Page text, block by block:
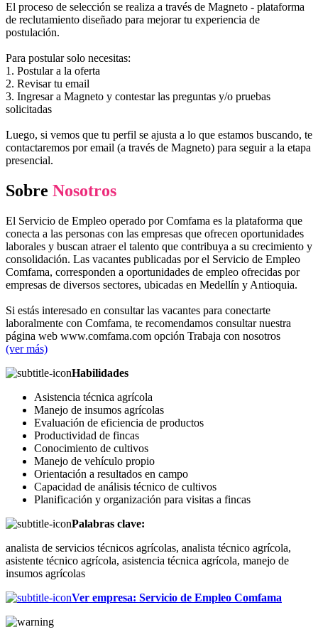
El proceso de selección se realiza a través de Magneto - plataforma
de reclutamiento diseñado para mejorar tu experiencia de
postulación.
Para postular solo necesitas:
1. Postular a la oferta
2. Revisar tu email
3. Ingresar a Magneto y contestar las preguntas y/o pruebas
solicitadas
Luego, si vemos que tu perfil se ajusta a lo que estamos buscando, te
contactaremos por email (a través de Magneto) para seguir a la etapa
presencial.
Sobre Nosotros
El Servicio de Empleo operado por Comfama es la plataforma que
conecta a las personas con las empresas que ofrecen oportunidades
laborales y buscan atraer el talento que contribuya a su crecimiento y
consolidación. Las vacantes publicadas por el Servicio de Empleo
Comfama, corresponden a oportunidades de empleo ofrecidas por
empresas de diversos sectores, ubicadas en Medellín y Antioquia.
Si estás interesado en consultar las vacantes para conectarte
laboralmente con Comfama, te recomendamos consultar nuestra
página web www.comfama.com opción Trabaja con nosotros
(ver más)
Habilidades
Asistencia técnica agrícola
Manejo de insumos agrícolas
Evaluación de eficiencia de productos
Productividad de fincas
Conocimiento de cultivos
Manejo de vehículo propio
Orientación a resultados en campo
Capacidad de análisis técnico de cultivos
Planificación y organización para visitas a fincas
Palabras clave:
analista de servicios técnicos agrícolas, analista técnico agrícola,
asistente técnico agrícola, asistencia técnica agrícola, manejo de
insumos agrícolas
Ver empresa: Servicio de Empleo Comfama